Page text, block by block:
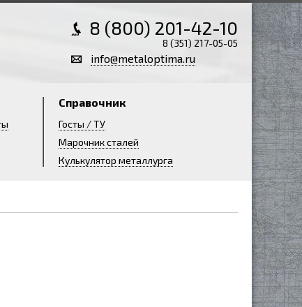
8 (800) 201-42-10
8 (351) 217-05-05
info@metaloptima.ru
Справочник
Госты / ТУ
Марочник сталей
Кулькулятор металлурга